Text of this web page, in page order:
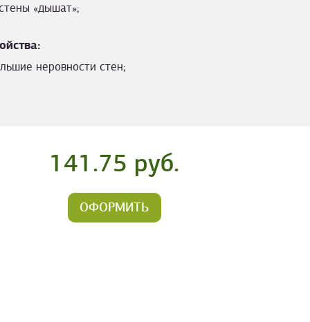
«дышат»;
неровности стен;
141.75 руб.
ОФОРМИТЬ